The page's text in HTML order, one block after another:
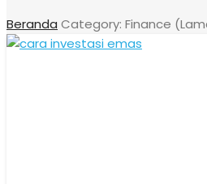
Beranda Category: Finance